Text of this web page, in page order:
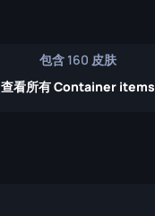
包含 160 皮肤
查看所有 Container items